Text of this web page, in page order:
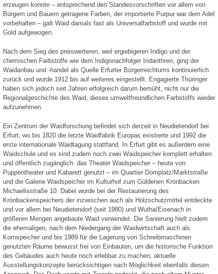
erzeugen konnte – entsprechend den Standesvorschriften vor allem von
Bürgern und Bauern getragene Farben, der importierte Purpur war dem Adel
vorbehalten – galt Waid damals fast als Universalfarbstoff und wurde mit
Gold aufgewogen.
Nach dem Sieg des preiswerteren, weil ergiebigeren Indigo und der
chemischen Farbstoffe wie dem Indigonachfolger Indanthren, ging der
Waidanbau und -handel als Quelle Erfurter Bürgerreichtums kontinuierlich
zurück und wurde 1912 bis auf weiteres eingestellt. Engagierte Thüringer
haben sich jedoch seit Jahren erfolgreich darum bemüht, nicht nur die
Regionalgeschichte des Waid, dieses umweltfreundlichen Farbstoffs wieder
aufzunehmen.
Ein Zentrum der Waidforschung befindet sich derzeit in Neudietendorf bei
Erfurt, wo bis 1820 die letzte Waidfabrik Europas existierte und 1992 die
erste internationale Waidtagung stattfand. In Erfurt gibt es außerdem eine
Waidschule und es sind zudem noch zwei Waidspeicher komplett erhalten
und öffentlich zugänglich: das Theater Waidspeicher – heute von
Puppentheater und Kabarett genutzt – im Quartier Domplatz/Marktstraße
und die Galerie Waidspeicher im Kulturhof zum Güldenen Krönbacken
Michaelisstraße 10. Dabei wurde bei der Restaurierung des
Krönbackenspeichers der inzwischen auch als Holzschutzmittel entdeckte
und vor allem bei Neudietendorf (seit 1980) und Wutha/Eisenach in
größeren Mengen angebaute Waid verwendet. Die Sanierung hielt zudem
die ehemaligen, nach dem Niedergang der Waidwirtschaft auch als
Kornspeicher und bis 1989 für die Lagerung von Schreibmaschinen
genutzten Räume bewusst frei von Einbauten, um die historische Funktion
des Gebäudes auch heute noch erlebbar zu machen; aktuelle
Ausstellungskonzepte berücksichtigen nach Möglichkeit ebenfalls diesen